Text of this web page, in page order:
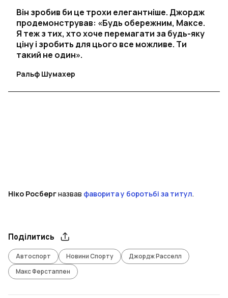
Він зробив би це трохи елегантніше. Джордж
продемонстрував: «Будь обережним, Максе.
Я теж з тих, хто хоче перемагати за будь-яку
ціну і зробить для цього все можливе. Ти
такий не один».
Ральф Шумахер
Ніко Росбергназвав фаворита у боротьбі за титул.
Поділитись
Автоспорт Новини Спорту
Джордж Расселл
Макс Ферстаппен